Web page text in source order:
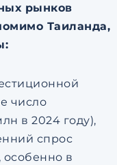
рынков
Таиланда,
число
в 2024 году),
спрос
особенно в